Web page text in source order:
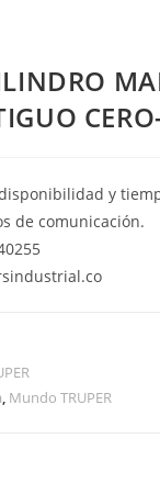
y
de comunicación.
, Mundo TRUPER